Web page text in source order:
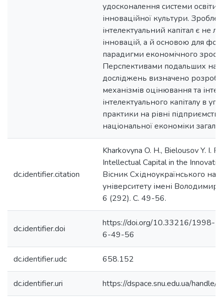
удосконалення системи освіти
інноваційної культури.
інтелектуальний капітал є не
інновацій, а й основою для
парадигми економічного
Перспективами подальших
досліджень визначено
механізмів оцінювання та
інтелектуального капіталу в
практики на рівні підприємств,
національної економіки
dc.identifier.citation
Kharkovyna O. H., Bielousov Y. I.
Intellectual Capital in the
Вісник Східноукраїнського
університету імені
6 (292). С. 49-56.
dc.identifier.doi
https://doi.org/10.33216/1998-
6-49-56
dc.identifier.udc 658.152
dc.identifier.uri https://dspace.snu.edu.ua/